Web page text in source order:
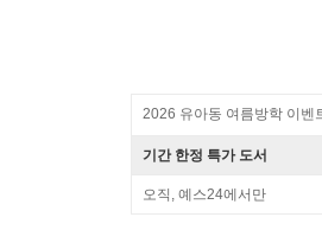
2026 유아동 여름방학 이벤
기간 한정 특가 도서
오직, 예스24에서만